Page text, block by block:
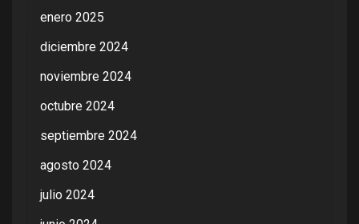
enero 2025
diciembre 2024
noviembre 2024
octubre 2024
septiembre 2024
agosto 2024
julio 2024